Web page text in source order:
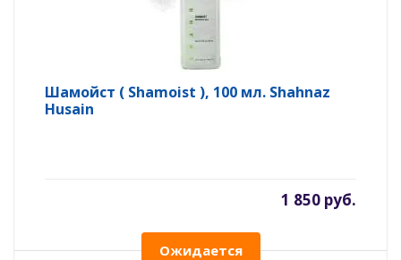
Шамойст ( Shamoist ), 100 мл. Shahnaz
Husain
1 850 руб.
Ожидается